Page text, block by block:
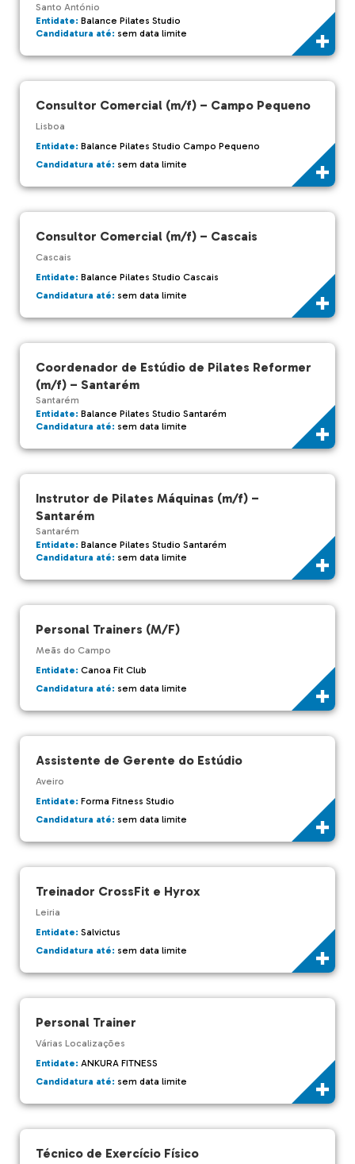
Santo António
Entidate: Balance Pilates Studio
Candidatura até: sem data limite
Consultor Comercial (m/f) – Campo Pequeno
Lisboa
Entidate: Balance Pilates Studio Campo Pequeno
Candidatura até: sem data limite
Consultor Comercial (m/f) – Cascais
Cascais
Entidate: Balance Pilates Studio Cascais
Candidatura até: sem data limite
Coordenador de Estúdio de Pilates Reformer
(m/f) – Santarém
Santarém
Entidate: Balance Pilates Studio Santarém
Candidatura até: sem data limite
Instrutor de Pilates Máquinas (m/f) –
Santarém
Santarém
Entidate: Balance Pilates Studio Santarém
Candidatura até: sem data limite
Personal Trainers (M/F)
Meãs do Campo
Entidate: Canoa Fit Club
Candidatura até: sem data limite
Assistente de Gerente do Estúdio
Aveiro
Entidate: Forma Fitness Studio
Candidatura até: sem data limite
Treinador CrossFit e Hyrox
Leiria
Entidate: Salvictus
Candidatura até: sem data limite
Personal Trainer
Várias Localizações
Entidate: ANKURA FITNESS
Candidatura até: sem data limite
Técnico de Exercício Físico